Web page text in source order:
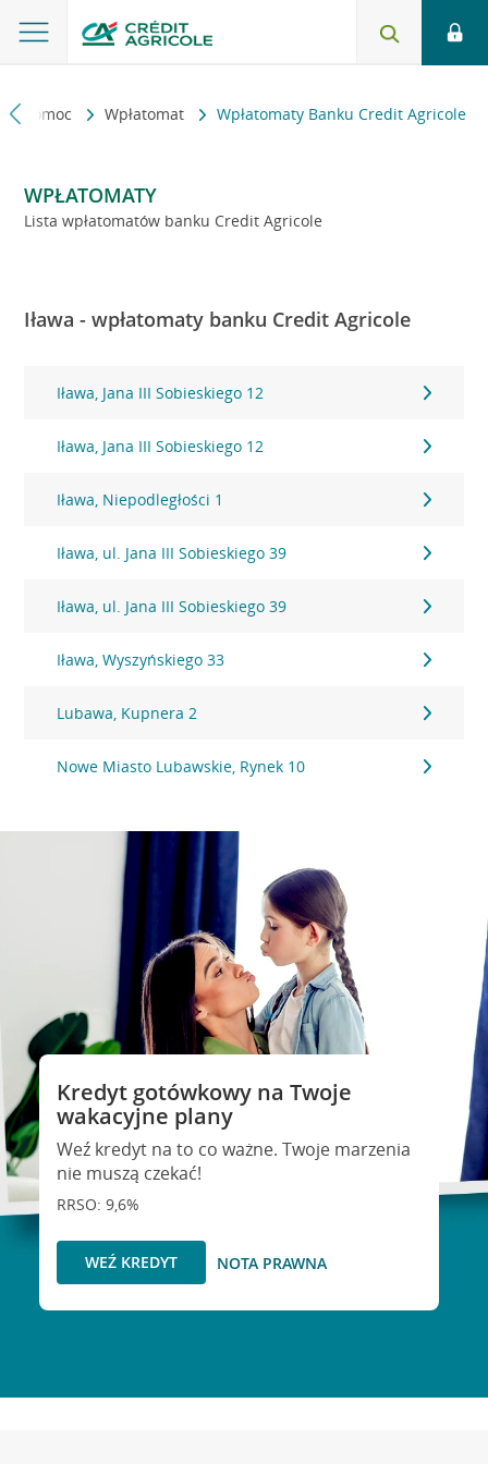
i pomoc Wpłatomat Wpłatomaty Banku Credit Agricole
WPŁATOMATY
Lista wpłatomatów banku Credit Agricole
Iława - wpłatomaty banku Credit Agricole
Iława, Jana III Sobieskiego 12
Iława, Jana III Sobieskiego 12
Iława, Niepodległości 1
Iława, ul. Jana III Sobieskiego 39
Iława, ul. Jana III Sobieskiego 39
Iława, Wyszyńskiego 33
Lubawa, Kupnera 2
Nowe Miasto Lubawskie, Rynek 10
Kredyt gotówkowy na Twoje
wakacyjne plany
Weź kredyt na to co ważne. Twoje marzenia
nie muszą czekać!
RRSO: 9,6%
WEŹ KREDYT NOTA PRAWNA